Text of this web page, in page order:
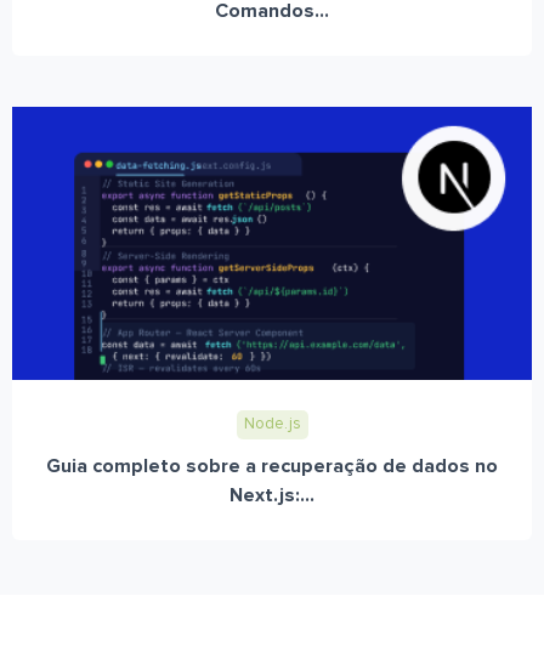
Comandos...
Node.js
Guia completo sobre a recuperação de dados no
Next.js:...